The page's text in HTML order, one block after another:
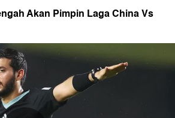
Akan Pimpin Laga China Vs